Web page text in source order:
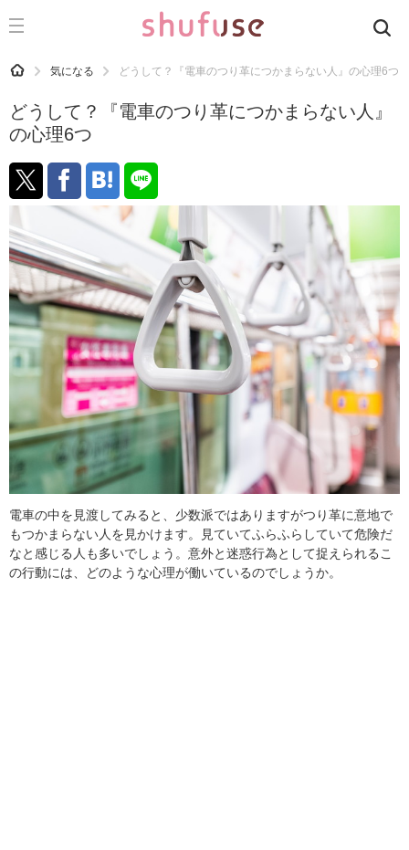
CATEGORY 記事カテゴリ
運気
洗濯
生活の知恵
掃除
マナー
趣味
食材辞典
おすすめ
HOME 気になる どうして？『電車のつり革につかまらない人』の心理6つ
どうして？『電車のつり革につかまらない人』
の心理6つ
電車の中を見渡してみると、少数派ではありますがつり革に意地で
もつかまらない人を見かけます。見ていてふらふらしていて危険だ
なと感じる人も多いでしょう。意外と迷惑行為として捉えられるこ
の行動には、どのような心理が働いているのでしょうか。